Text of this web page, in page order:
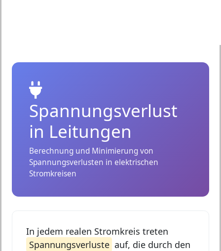
Spannungsverlust
in Leitungen
Berechnung und Minimierung von
Spannungsverlusten in elektrischen
Stromkreisen
In jedem realen Stromkreis treten
Spannungsverluste auf, die durch den